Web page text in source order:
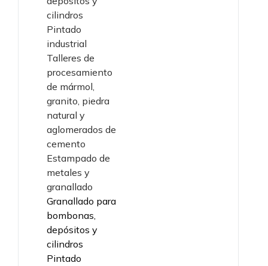
cilindros
Pintado
industrial
Talleres de
procesamiento
de mármol,
granito, piedra
natural y
aglomerados de
cemento
Estampado de
metales y
granallado
Granallado para
bombonas,
depósitos y
cilindros
Pintado